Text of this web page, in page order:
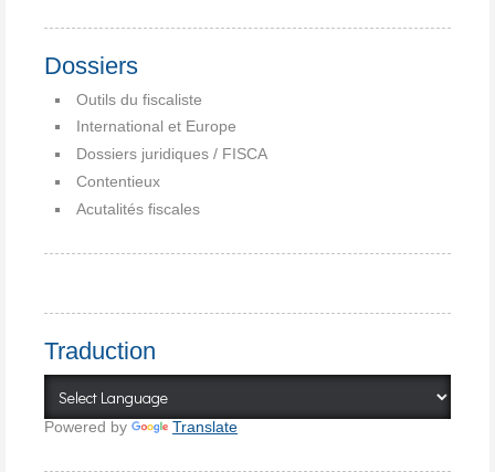
Dossiers
Outils du fiscaliste
International et Europe
Dossiers juridiques / FISCA
Contentieux
Acutalités fiscales
Traduction
Powered by Translate